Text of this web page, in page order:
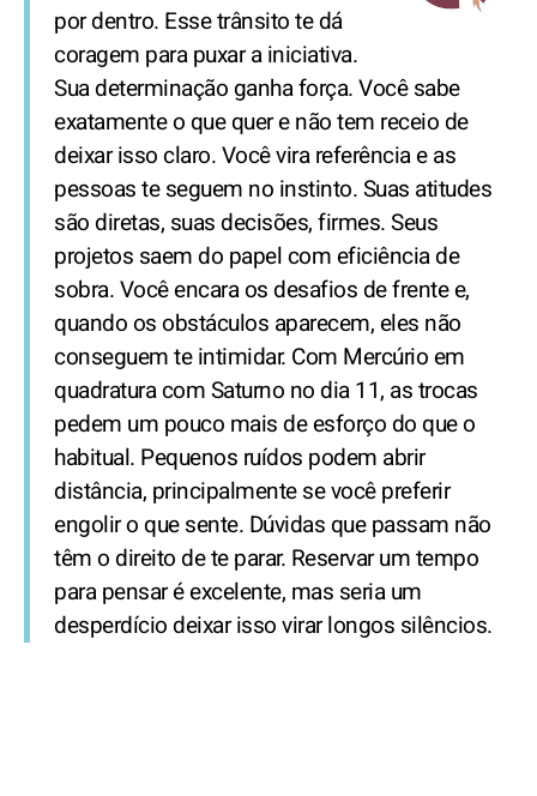
por dentro. Esse trânsito te dá
coragem para puxar a iniciativa.
Sua determinação ganha força. Você sabe
exatamente o que quer e não tem receio de
deixar isso claro. Você vira referência e as
pessoas te seguem no instinto. Suas atitudes
são diretas, suas decisões, firmes. Seus
projetos saem do papel com eficiência de
sobra. Você encara os desafios de frente e,
quando os obstáculos aparecem, eles não
conseguem te intimidar. Com Mercúrio em
quadratura com Saturno no dia 11, as trocas
pedem um pouco mais de esforço do que o
habitual. Pequenos ruídos podem abrir
distância, principalmente se você preferir
engolir o que sente. Dúvidas que passam não
têm o direito de te parar. Reservar um tempo
para pensar é excelente, mas seria um
desperdício deixar isso virar longos silêncios.